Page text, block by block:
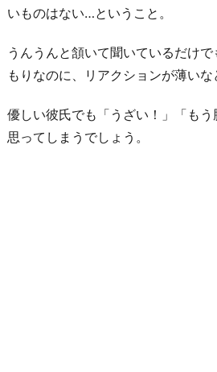
いものはない…ということ。
うんうんと頷いて聞いているだけ
もりなのに、リアクションが薄い
優しい彼氏でも「うざい！」「も
思ってしまうでしょう。